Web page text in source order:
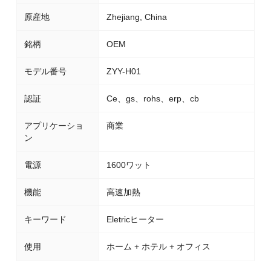
原産地 Zhejiang, China
銘柄 OEM
モデル番号 ZYY-H01
認証 Ce、gs、rohs、erp、cb
アプリケーショ
ン
商業
電源 1600ワット
機能 高速加熱
キーワード Eletricヒーター
使用 ホーム + ホテル + オフィス